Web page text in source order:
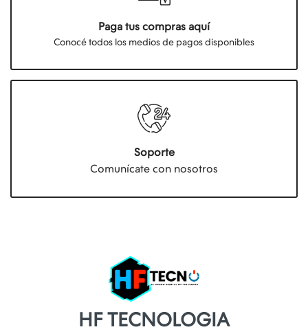
Paga tus compras aquí
Conocé todos los medios de pagos disponibles
Soporte
Comunícate con nosotros
HF TECNOLOGIA